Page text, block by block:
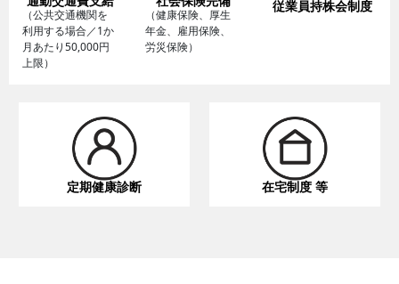
（公共交通機関を
利用する場合／1か
月あたり50,000円
上限）
（健康保険、厚生
年金、雇用保険、
労災保険）
従業員持株会制度
定期健康診断 在宅制度 等